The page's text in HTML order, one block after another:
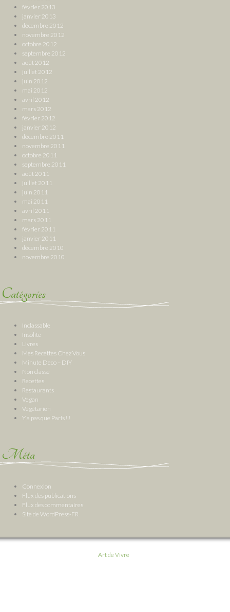
février 2013
janvier 2013
décembre 2012
novembre 2012
octobre 2012
septembre 2012
août 2012
juillet 2012
juin 2012
mai 2012
avril 2012
mars 2012
février 2012
janvier 2012
décembre 2011
novembre 2011
octobre 2011
septembre 2011
août 2011
juillet 2011
juin 2011
mai 2011
avril 2011
mars 2011
février 2011
janvier 2011
décembre 2010
novembre 2010
Catégories
Inclassable
Insolite
Livres
Mes Recettes Chez Vous
Minute Deco – DIY
Non classé
Recettes
Restaurants
Vegan
Végétarien
Y a pas que Paris !!!
Méta
Connexion
Flux des publications
Flux des commentaires
Site de WordPress-FR
Art de Vivre